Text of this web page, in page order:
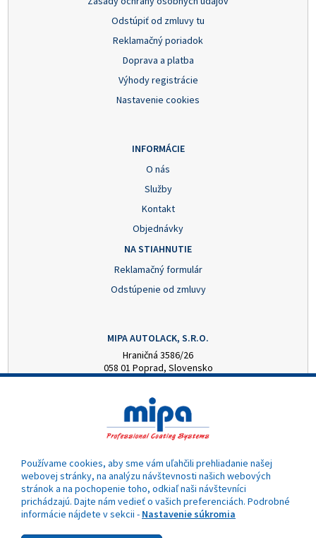
Odstúpiť od zmluvy tu
Reklamačný poriadok
Doprava a platba
Výhody registrácie
Nastavenie cookies
INFORMÁCIE
O nás
Služby
Kontakt
Objednávky
NA STIAHNUTIE
Reklamačný formulár
Odstúpenie od zmluvy
MIPA AUTOLACK, S.R.O.
Hraničná 3586/26
058 01 Poprad, Slovensko
mipa@autolack.sk
OTVÁRACIE HODINY
Pondelok - Piatok: 8:00 - 16:00 hod.
Používame cookies, aby sme vám uľahčili prehliadanie našej
webovej stránky, na analýzu návštevnosti našich webových
stránok a na pochopenie toho, odkiaľ naši návštevníci
prichádzajú. Dajte nám vedieť o vašich preferenciách. Podrobné
informácie nájdete v sekcii - Nastavenie súkromia